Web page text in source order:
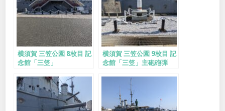
横須賀 三笠公園 8枚目 記
念館「三笠」
横須賀 三笠公園 9枚目 記
念館「三笠」主砲砲弾